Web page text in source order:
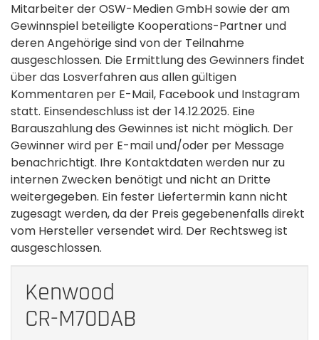
Mitarbeiter der OSW-Medien GmbH sowie der am
Gewinnspiel beteiligte Kooperations-Partner und
deren Angehörige sind von der Teilnahme
ausgeschlossen. Die Ermittlung des Gewinners findet
über das Losverfahren aus allen gültigen
Kommentaren per E-Mail, Facebook und Instagram
statt. Einsendeschluss ist der 14.12.2025. Eine
Barauszahlung des Gewinnes ist nicht möglich. Der
Gewinner wird per E-mail und/oder per Message
benachrichtigt. Ihre Kontaktdaten werden nur zu
internen Zwecken benötigt und nicht an Dritte
weitergegeben. Ein fester Liefertermin kann nicht
zugesagt werden, da der Preis gegebenenfalls direkt
vom Hersteller versendet wird. Der Rechtsweg ist
ausgeschlossen.
Kenwood
CR-M70DAB